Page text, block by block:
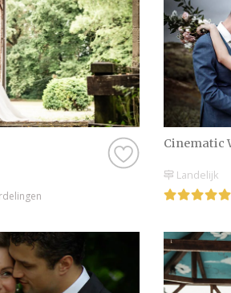
Cinematic
Landelijk